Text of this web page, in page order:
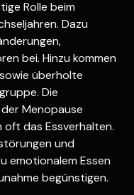
Rolle beim
Dazu
bei. Hinzu kommen
überholte
Die
Menopause
oft das Essverhalten.
und
emotionalem Essen
begünstigen.